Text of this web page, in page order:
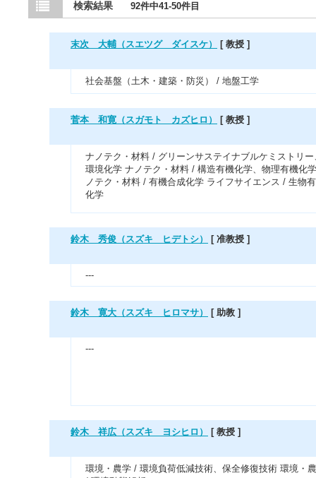
検索結果 92件中41-50件目
末次 大輔（スエツグ ダイスケ） [ 教授 ]
社会基盤（土木・建築・防災） / 地盤工学
菅本 和寛（スガモト カズヒロ） [ 教授 ]
ナノテク・材料 / グリーンサステイナブルケミストリー
環境化学 ナノテク・材料 / 構造有機化学、物理有機化
ノテク・材料 / 有機合成化学 ライフサイエンス / 生物
化学
鈴木 秀俊（スズキ ヒデトシ） [ 准教授 ]
---
鈴木 寛大（スズキ ヒロマサ） [ 助教 ]
---
鈴木 祥広（スズキ ヨシヒロ） [ 教授 ]
環境・農学 / 環境負荷低減技術、保全修復技術 環境・